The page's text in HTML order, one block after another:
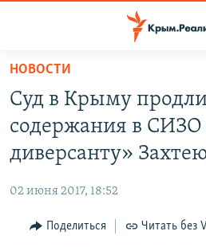
Вернуться
основному
содержанию
Вернутся
главной
Вернутся
СПЕЦПРОЕКТЫ
11 ЛЕТ ОККУПАЦИИ КРЫМА. 11
ЕЩЕ
ИНТЕРАКТИВ
РАДІО СВОБОДА
НОВОСТИ
Суд в Крыму
содержания в
диверсанту»
02 июня 2017, 18:52
Поделиться Читать без